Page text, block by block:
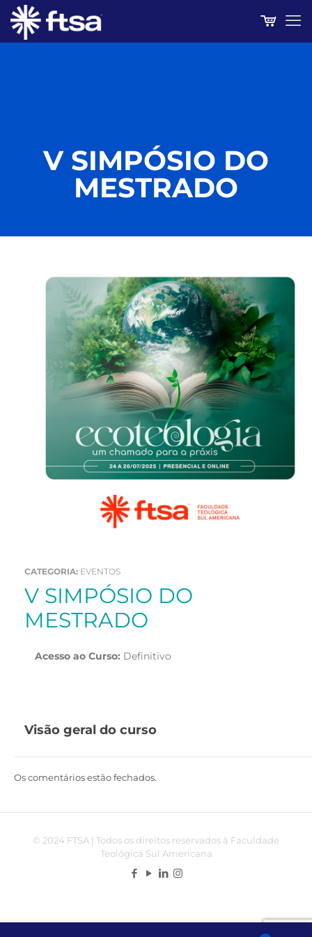
V SIMPÓSIO DO
MESTRADO
CATEGORIA: EVENTOS
V SIMPÓSIO DO
MESTRADO
Acesso ao Curso: Definitivo
Visão geral do curso
Os comentários estão fechados.
© 2024 FTSA | Todos os direitos reservados à Faculdade
Teológica Sul Americana